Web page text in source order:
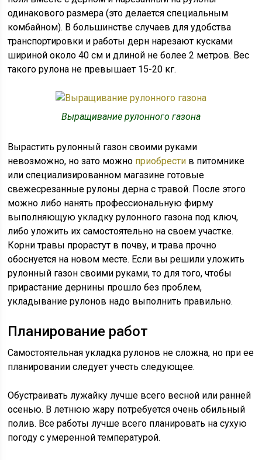
одинакового размера (это делается специальным
комбайном). В большинстве случаев для удобства
транспортировки и работы дерн нарезают кусками
шириной около 40 см и длиной не более 2 метров. Вес
такого рулона не превышает 15-20 кг.
Выращивание рулонного газона
Вырастить рулонный газон своими руками
невозможно, но зато можно приобрести в питомнике
или специализированном магазине готовые
свежесрезанные рулоны дерна с травой. После этого
можно либо нанять профессиональную фирму
выполняющую укладку рулонного газона под ключ,
либо уложить их самостоятельно на своем участке.
Корни травы прорастут в почву, и трава прочно
обоснуется на новом месте. Если вы решили уложить
рулонный газон своими руками, то для того, чтобы
прирастание дернины прошло без проблем,
укладывание рулонов надо выполнить правильно.
Планирование работ
Самостоятельная укладка рулонов не сложна, но при ее
планировании следует учесть следующее.
Обустраивать лужайку лучше всего весной или ранней
осенью. В летнюю жару потребуется очень обильный
полив. Все работы лучше всего планировать на сухую
погоду с умеренной температурой.